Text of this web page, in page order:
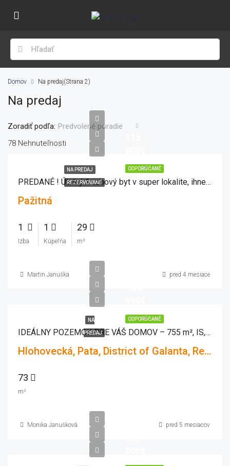
Domov Na predaj(Strana 2)
Na predaj
78 Nehnuteľnosti
Zoradiť podľa: Predvolené poradie
ODPORÚČANÉ
NA PREDAJ
REZERVOVANÉ PREDANÉ ! Útulný 1-izbový byt v super lokalite, ihneď voľný
Pažitná
1
Izba
1
Kúpeľňa
29
m²
Martin Januška pred 4 mesiace
ODPORÚČANÉ
NA
PREDAJ IDEÁLNY POZEMOK PRE VÁŠ DOMOV – 755 m², IS, POKOJNÁ LOKALITA PATA
Hlohovecká, Pata, District of Galanta, Region of Trnava, Western Slovakia, 925 53, Slovakia
73
m²
Monika Janušková pred 5 mesiacov